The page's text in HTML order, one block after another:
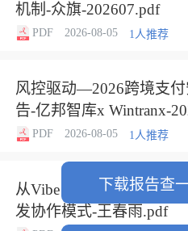
机制-众旗-202607.pdf
PDF 2026-08-05 1人推荐
风控驱动—2026跨境支
告-亿邦智库x Wintranx-
PDF 2026-08-05 1人推荐
从Vibe Coding到AI
发协作模式-王春雨.pdf
下载报告查